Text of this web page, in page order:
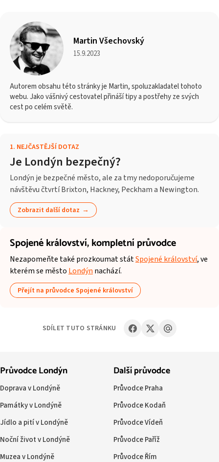
Martin Všechovský
15.9.2023
Autorem obsahu této stránky je Martin, spoluzakladatel tohoto
webu. Jako vášnivý cestovatel přináší tipy a postřehy ze svých
cest po celém světě.
1. NEJČASTĚJŠÍ DOTAZ
Je Londýn bezpečný?
Londýn je bezpečné město, ale za tmy nedoporučujeme
návštěvu čtvrtí Brixton, Hackney, Peckham a Newington.
Zobrazit další dotaz
Spojené království,kompletní průvodce
Nezapomeňte také prozkoumat státSpojené království, ve
kterém se město Londýn nachází.
Přejít na průvodce Spojené království
SDÍLET TUTO STRÁNKU
Průvodce Londýn
Doprava v Londýně
Památky v Londýně
Jídlo a pití v Londýně
Noční život v Londýně
Muzea v Londýně
Další průvodce
Průvodce Praha
Průvodce Kodaň
Průvodce Vídeň
Průvodce Paříž
Průvodce Řím